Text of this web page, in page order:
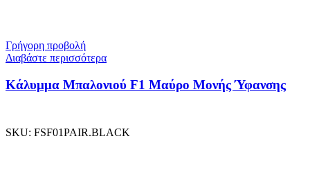
Γρήγορη προβολή
Διαβάστε περισσότερα
Κάλυμμα Μπαλονιού F1 Μαύρο Μονής Ύφανσης
SKU: FSF01PAIR.BLACK